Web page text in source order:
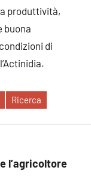
produttività,
buona
di
Ricerca
l’agricoltore